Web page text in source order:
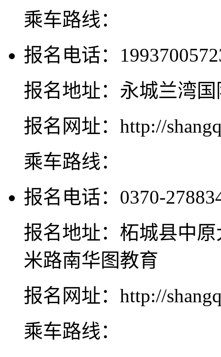
乘车路线：
报名电话：
报名地址：永城兰湾
报名网址：http://
乘车路线：
报名电话：0370-
报名地址：柘城县中
米路南华图教育
报名网址：http://
乘车路线：